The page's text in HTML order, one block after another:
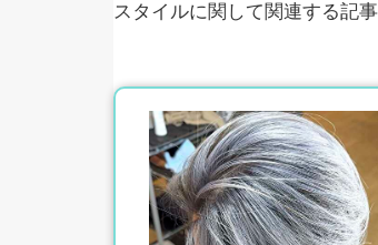
スタイルに関して関連する記